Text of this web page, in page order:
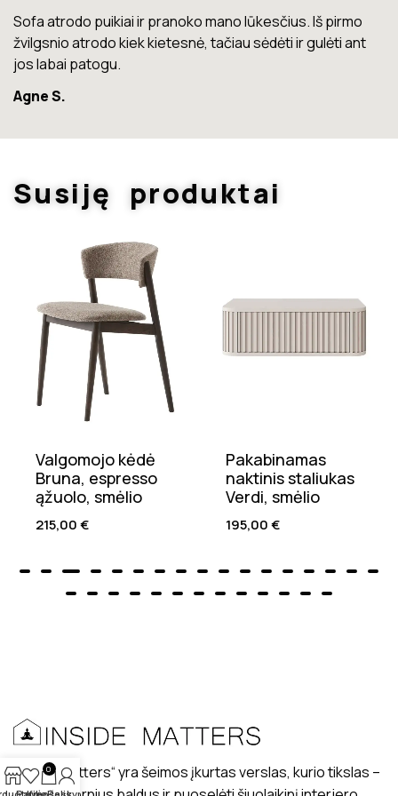
Lova labai gera. Šiuo metu neturiu jokių nusiskundimų.
Marius T.
Susiję produktai
Valgomojo kėdė
Bruna, espresso
ąžuolo, smėlio
215,00€
Pakabinamas
naktinis staliukas
Verdi, smėlio
195,00€
„Inside matters“ yra šeimos įkurtas verslas, kurio tikslas –
0